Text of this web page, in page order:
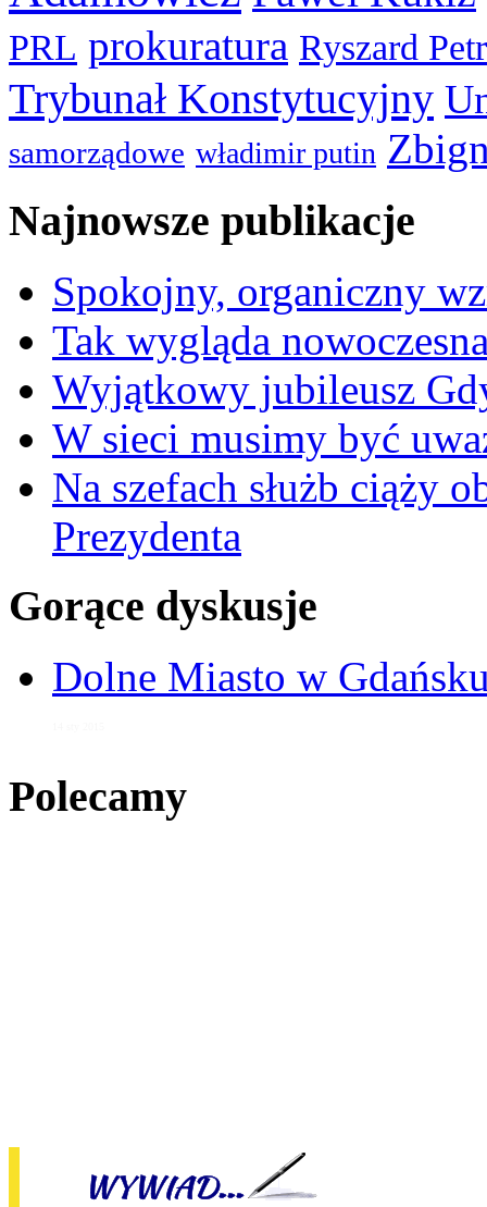
PRL prokuratura Ryszard
Trybunał Konstytucyjny
samorządowe władimir putin
Najnowsze publikacje
Spokojny, organiczny
Tak wygląda
Wyjątkowy jubileusz
W sieci musimy być
Na szefach służb ciąży
Prezydenta
Gorące dyskusje
Dolne Miasto w
Polecamy